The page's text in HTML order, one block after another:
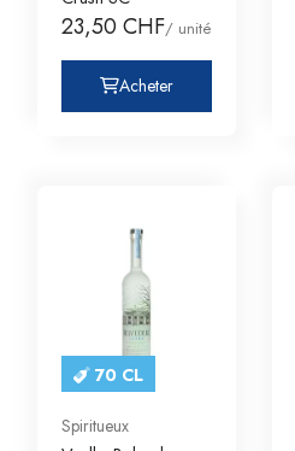
23,50 CHF/ unité
Acheter
70 CL
Spiritueux